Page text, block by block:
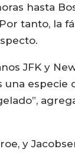
hasta
tanto, la
JFK y
una especie
y